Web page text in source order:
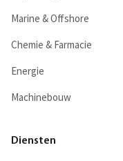
Marine & Offshore
Chemie & Farmacie
Energie
Machinebouw
Diensten